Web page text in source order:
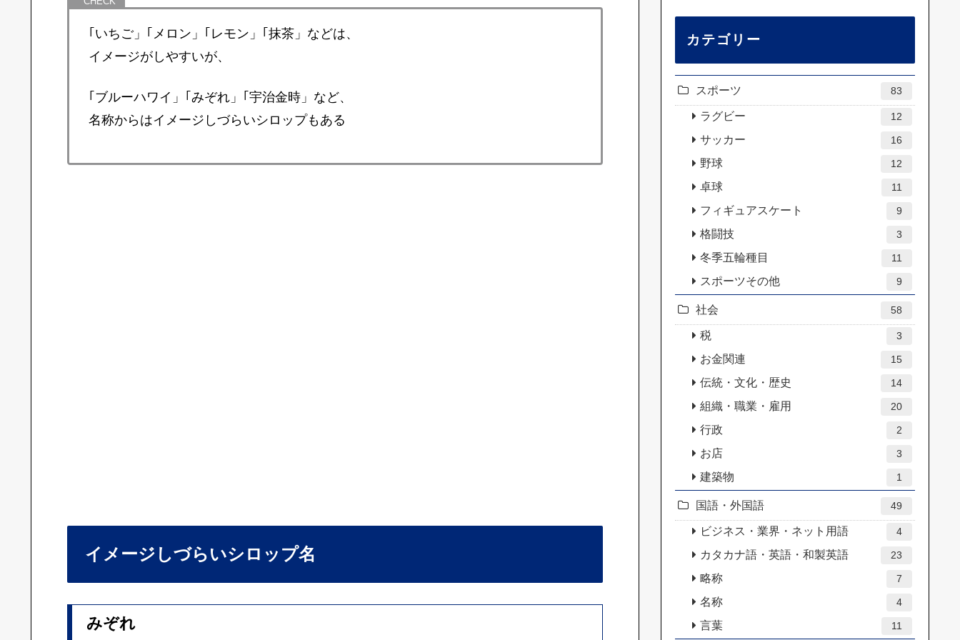
｢いちご」｢メロン」｢レモン」｢抹茶」などは、
イメージがしやすいが、
｢ブルーハワイ」｢みぞれ」｢宇治金時」など、
名称からはイメージしづらいシロップもある
イメージしづらいシロップ名
みぞれ
カテゴリー
スポーツ 83
ラグビー 12
サッカー 16
野球 12
卓球 11
フィギュアスケート 9
格闘技 3
冬季五輪種目 11
スポーツその他 9
社会 58
税 3
お金関連 15
伝統・文化・歴史 14
組織・職業・雇用 20
行政 2
お店 3
建築物 1
国語・外国語 49
ビジネス・業界・ネット用語 4
カタカナ語・英語・和製英語 23
略称 7
名称 4
言葉 11